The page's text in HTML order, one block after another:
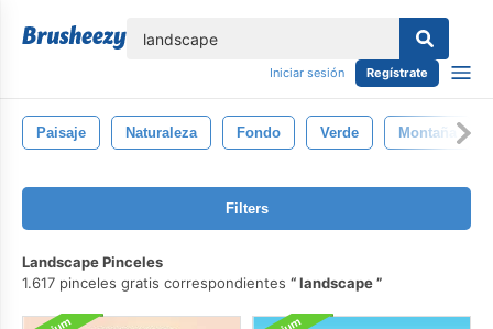
Iniciar sesión Regístrate
Paisaje Naturaleza Fondo Verde Montaña
Filters
Landscape Pinceles
1.617 pinceles gratis correspondientes
landscape